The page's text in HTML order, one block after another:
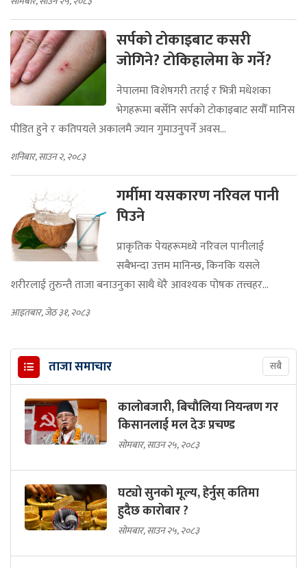
सर्पको टोकाइबाट कसरी
जोगिने? टोकिहालेमा के गर्ने?
नेपालमा विशेषगरी तराई र भित्री मधेशका
भेगहरूमा बर्सेनि सर्पको टोकाइबाट सयौँ मानिस
पीडित हुने र कतिपयले अकालमै ज्यान गुमाउनुपर्ने अवस...
शनिबार, साउन २, २०८३
गर्मीमा यसकारण नरिवल पानी
पिउने
प्राकृतिक पेयहरूमध्ये नरिवल पानीलाई
सबैभन्दा उत्तम मानिन्छ, किनकि यसले
शरीरलाई तुरुन्तै ताजा बनाउनुका साथै धेरै आवश्यक पोषक तत्त्वहर...
आइतबार, जेठ ३१, २०८३
ताजा समाचार सबै
कालाेबजारी, बिचाैलिया नियन्त्रण गर
किसानलाई मल देउः प्रचण्ड
सोमबार, साउन २५, २०८३
घट्यो सुनको मूल्य, हेर्नुस् कतिमा
हुदैछ कारोबार ?
सोमबार, साउन २५, २०८३